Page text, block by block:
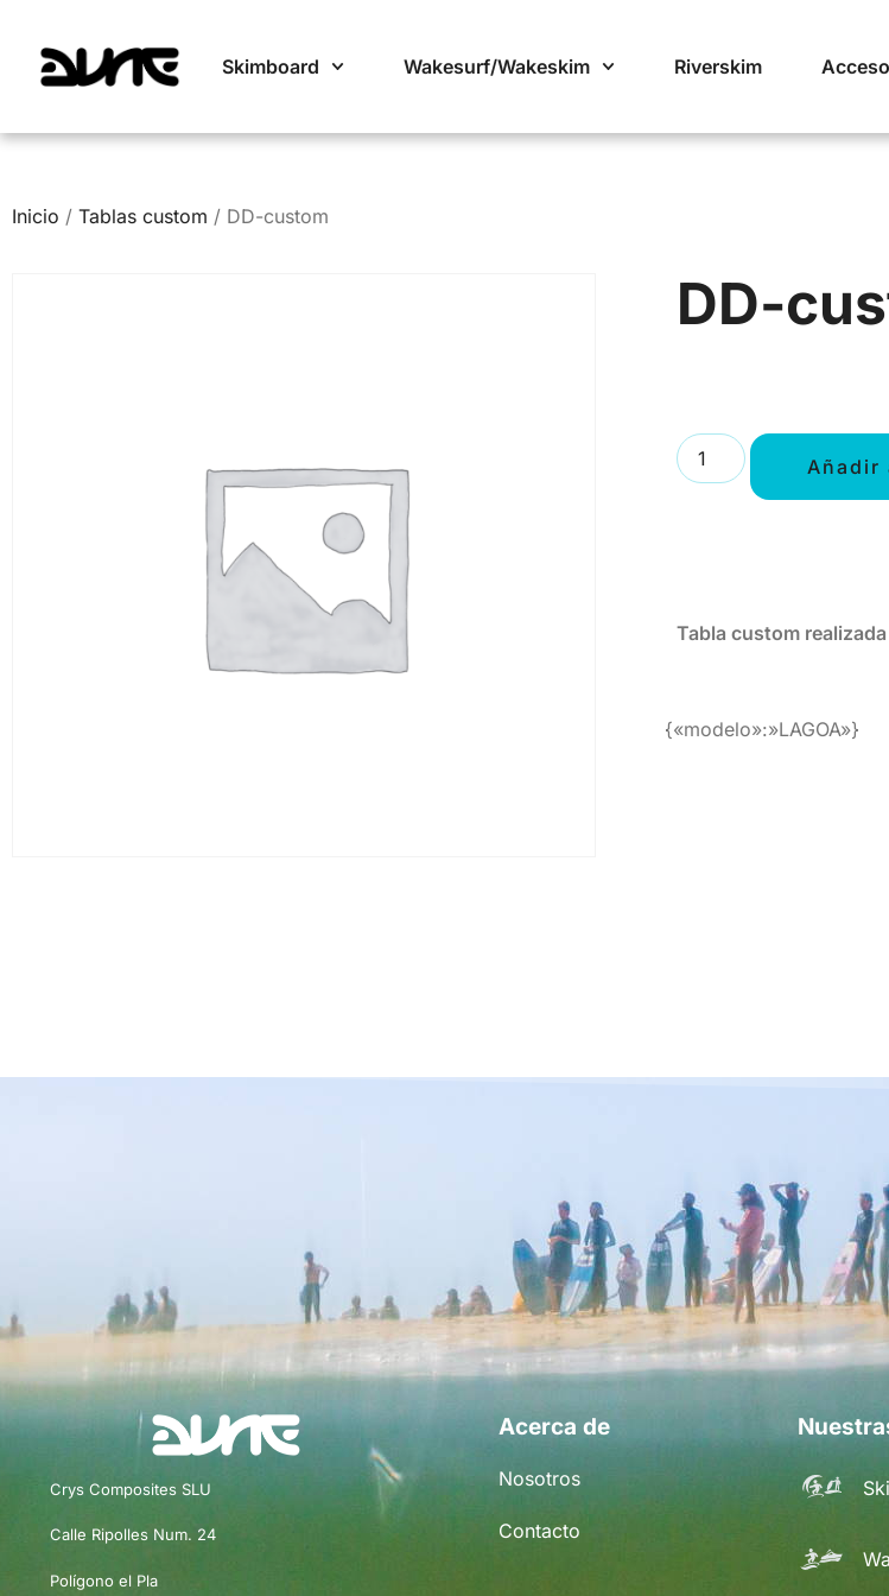
Skimboard Wakesurf/Wakeskim Riverskim
Inicio / Tablas custom / DD-custom
DD-
Añadir
Tabla custom
{«modelo»:»LAGOA»}
Crys Composites SLU
Calle Ripolles Num. 24
Polígono el Pla
Acerca de
Nosotros
Contacto